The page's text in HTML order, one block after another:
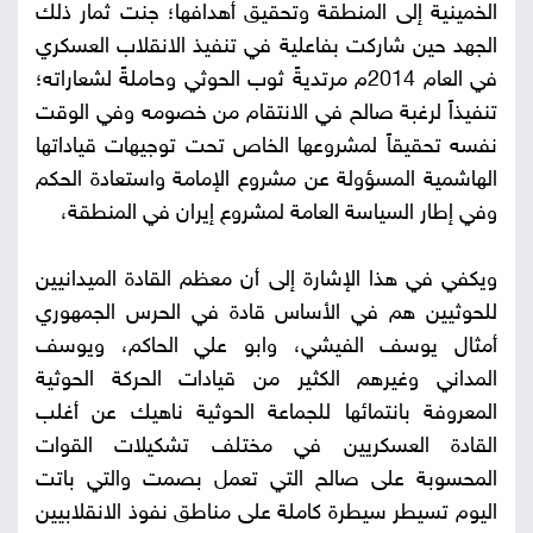
الخمينية إلى المنطقة وتحقيق أهدافها؛ جنت ثمار ذلك
الجهد حين شاركت بفاعلية في تنفيذ الانقلاب العسكري
في العام 2014م مرتديةً ثوب الحوثي وحاملةً لشعاراته؛
تنفيذاً لرغبة صالح في الانتقام من خصومه وفي الوقت
نفسه تحقيقاً لمشروعها الخاص تحت توجيهات قياداتها
الهاشمية المسؤولة عن مشروع الإمامة واستعادة الحكم
وفي إطار السياسة العامة لمشروع إيران في المنطقة،
ويكفي في هذا الإشارة إلى أن معظم القادة الميدانيين
للحوثيين هم في الأساس قادة في الحرس الجمهوري
أمثال يوسف الفيشي، وابو علي الحاكم، ويوسف
المداني وغيرهم الكثير من قيادات الحركة الحوثية
المعروفة بانتمائها للجماعة الحوثية ناهيك عن أغلب
القادة العسكريين في مختلف تشكيلات القوات
المحسوبة على صالح التي تعمل بصمت والتي باتت
اليوم تسيطر سيطرة كاملة على مناطق نفوذ الانقلابيين